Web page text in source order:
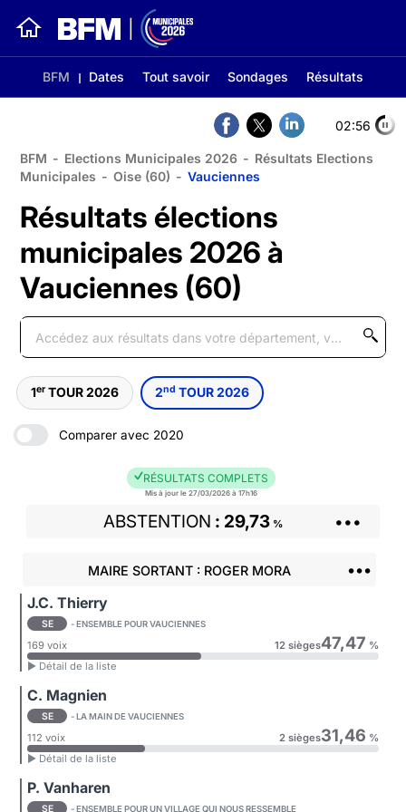
BFM Dates Tout savoir Sondages Résultats
02:56
BFM - Elections Municipales 2026 - Résultats Elections
Municipales - Oise (60) - Vauciennes
Résultats élections
municipales 2026 à
Vauciennes (60)
1er TOUR 2026 2nd TOUR 2026
Comparer avec 2020
RÉSULTATS COMPLETS
Mis à jour le 27/03/2026 à 17h16
ABSTENTION 29,73 % •••
MAIRE SORTANT : ROGER MORA •••
J.C. Thierry
SE - ENSEMBLE POUR VAUCIENNES
169 voix 12 sièges47,47 %
► Détail de la liste
C. Magnien
SE - LA MAIN DE VAUCIENNES
112 voix 2 sièges31,46 %
► Détail de la liste
P. Vanharen
SE - ENSEMBLE POUR UN VILLAGE QUI NOUS RESSEMBLE